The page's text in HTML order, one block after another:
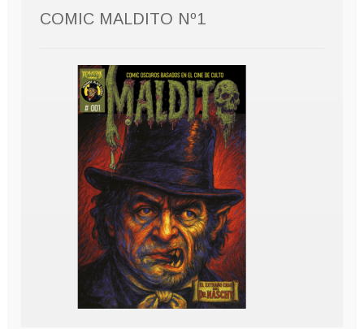
COMIC MALDITO Nº1